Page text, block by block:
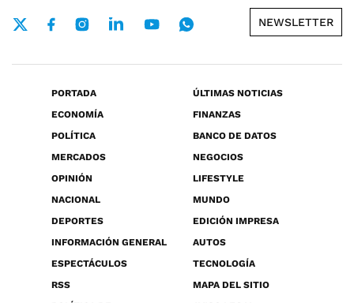
NEWSLETTER
PORTADA
ÚLTIMAS NOTICIAS
ECONOMÍA
FINANZAS
POLÍTICA
BANCO DE DATOS
MERCADOS
NEGOCIOS
OPINIÓN
LIFESTYLE
NACIONAL
MUNDO
DEPORTES
EDICIÓN IMPRESA
INFORMACIÓN GENERAL
AUTOS
ESPECTÁCULOS
TECNOLOGÍA
RSS
MAPA DEL SITIO